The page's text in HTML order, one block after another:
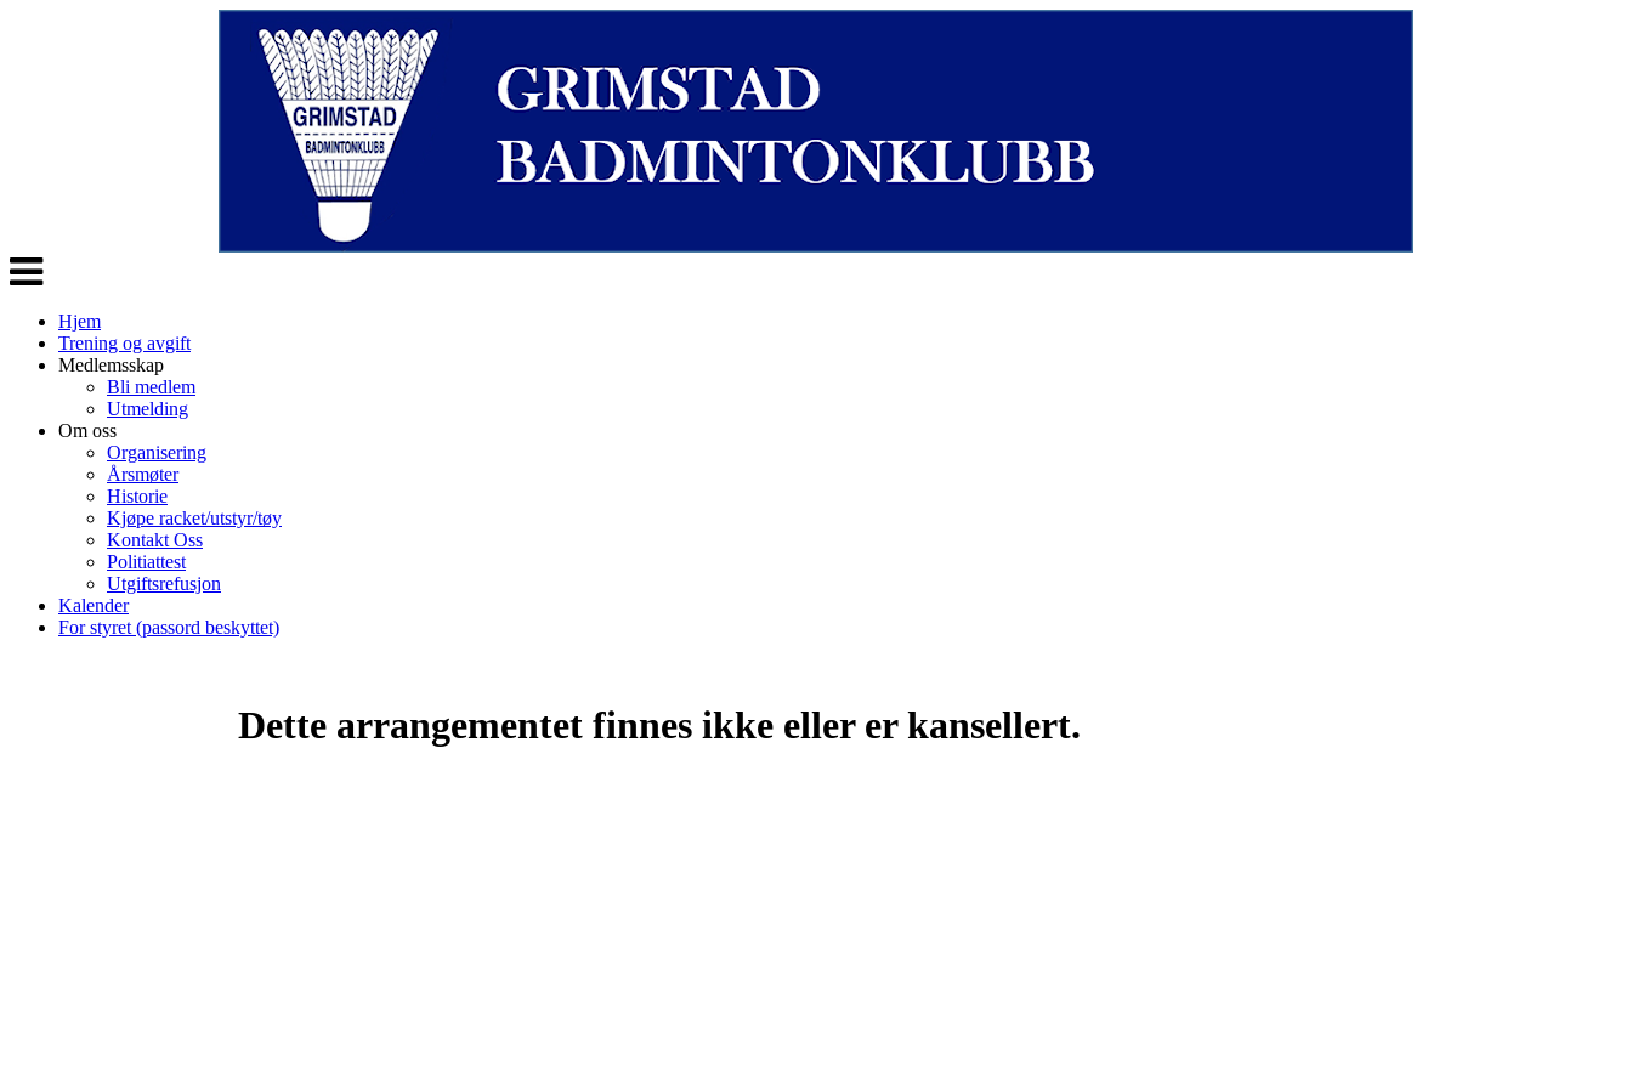
Veksle
navigasjon
Hjem
Trening og avgift
Medlemsskap
Bli medlem
Utmelding
Om oss
Organisering
Årsmøter
Historie
Kjøpe racket/utstyr/tøy
Kontakt Oss
Politiattest
Utgiftsrefusjon
Kalender
For styret (passord beskyttet)
Dette arrangementet finnes ikke eller er kansellert.